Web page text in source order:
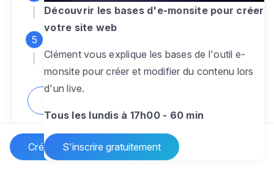
Créer un site Internet
présenter votre activité, votre passion
pour rendre votre site dynamique
Découvrir les bases d'e-monsite pour créer
votre site web
Clément vous explique les bases de l'outil e-
monsite pour créer et modifier du contenu lors
d'un live.
Tous les lundis à 17h00 - 60 min
S'inscrire gratuitement